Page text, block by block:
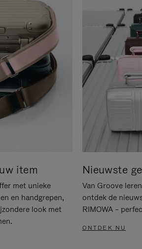
item
met unieke
en handgrepen,
look met
Nieuwste
Van Groove
ontdek de
RIMOWA –
ONTDEK NU